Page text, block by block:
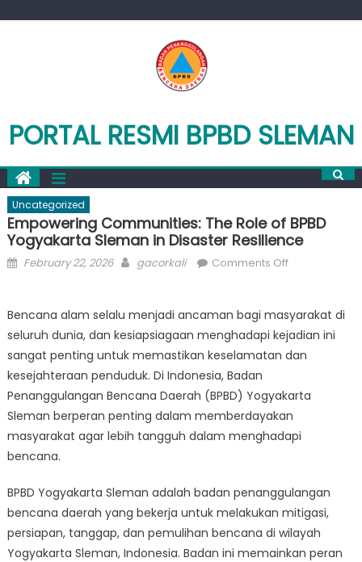
PORTAL RESMI BPBD SLEMAN
Uncategorized
Empowering Communities: The Role of BPBD
Yogyakarta Sleman in Disaster Resilience
Posted
February 22, 2026 Author
gacorkali Comments Offon
The
Role
of
Yogyakarta
Sleman
Disaster
Bencana alam selalu menjadi ancaman bagi masyarakat di
seluruh dunia, dan kesiapsiagaan menghadapi kejadian ini
sangat penting untuk memastikan keselamatan dan
kesejahteraan penduduk. Di Indonesia, Badan
Penanggulangan Bencana Daerah (BPBD) Yogyakarta
Sleman berperan penting dalam memberdayakan
masyarakat agar lebih tangguh dalam menghadapi
bencana.
BPBD Yogyakarta Sleman adalah badan penanggulangan
bencana daerah yang bekerja untuk melakukan mitigasi,
persiapan, tanggap, dan pemulihan bencana di wilayah
Yogyakarta Sleman, Indonesia. Badan ini memainkan peran